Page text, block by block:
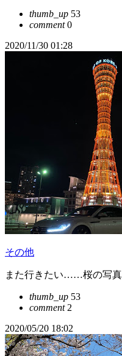
thumb_up 53
comment0
2020/11/30 01:28
その他
また行きたい……桜の写
thumb_up 53
comment2
2020/05/20 18:02